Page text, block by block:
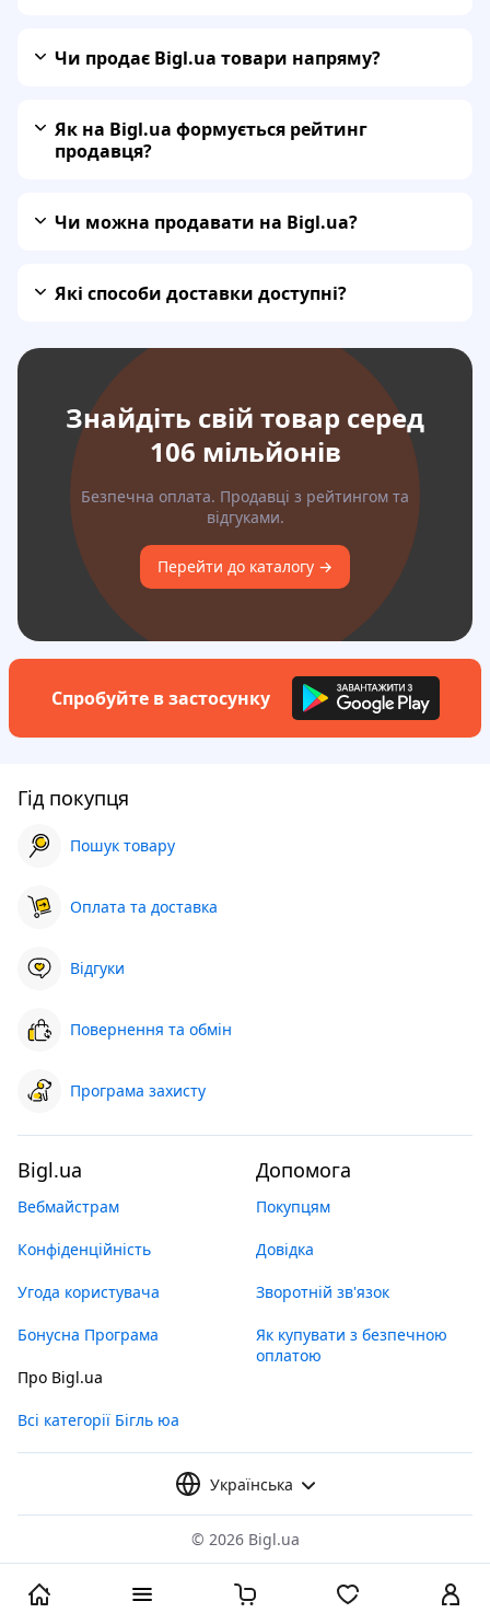
Чи продає Bigl.ua товари напряму?
Як на Bigl.ua формується рейтинг
продавця?
Чи можна продавати на Bigl.ua?
Які способи доставки доступні?
Знайдіть свій товар серед
106 мільйонів
Безпечна оплата. Продавці з рейтингом та
відгуками.
Перейти до каталогу →
Спробуйте в застосунку
Гід покупця
Пошук товару
Оплата та доставка
Відгуки
Повернення та обмін
Програма захисту
Bigl.ua
Вебмайстрам
Конфіденційність
Угода користувача
Бонусна Програма
Про Bigl.ua
Всі категорії Бігль юа
Допомога
Покупцям
Довідка
Зворотній зв'язок
Як купувати з безпечною
оплатою
Українська
© 2026 Bigl.ua